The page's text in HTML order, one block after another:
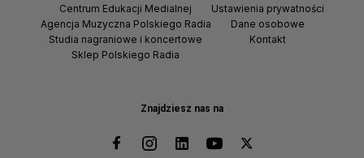
Znajdziesz nas na
Centrum Edukacji Medialnej
Agencja Muzyczna Polskiego Radia
Studia nagraniowe i koncertowe
Sklep Polskiego Radia
Ustawienia prywatności
Dane osobowe
Kontakt